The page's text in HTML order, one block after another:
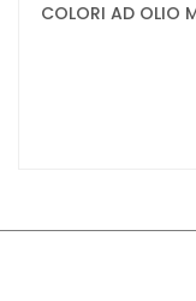
COLORI AD OLIO